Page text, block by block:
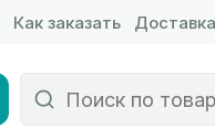
Как заказать